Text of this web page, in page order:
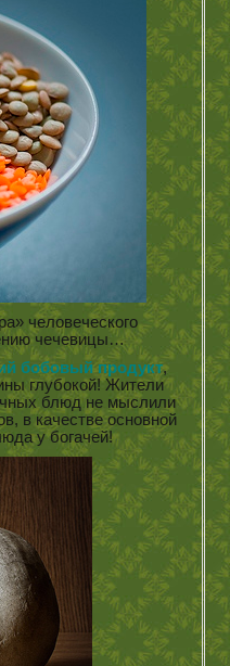
человеческого
чечевицы…
бобовый продукт,
глубокой! Жители
блюд не мыслили
в качестве основной
у богачей!